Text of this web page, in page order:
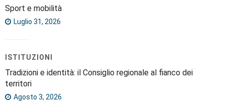
Sport e mobilità
Luglio 31, 2026
ISTITUZIONI
Tradizioni e identità: il Consiglio regionale al fianco dei
territori
Agosto 3, 2026